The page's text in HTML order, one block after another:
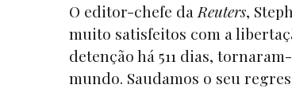
O editor-chefe da Reuters,
muito satisfeitos com a
detenção há 511 dias,
mundo. Saudamos o seu